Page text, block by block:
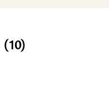
(10)